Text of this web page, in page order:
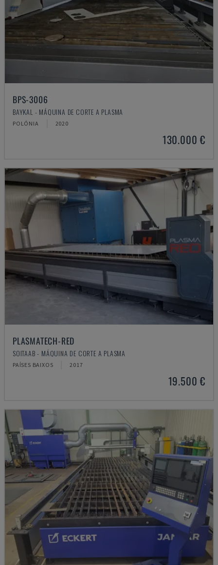
BPS-3006
BAYKAL - MÁQUINA DE CORTE A PLASMA
POLÓNIA 2020
130.000 €
PLASMATECH-RED
SOITAAB - MÁQUINA DE CORTE A PLASMA
PAÍSES BAIXOS 2017
19.500 €